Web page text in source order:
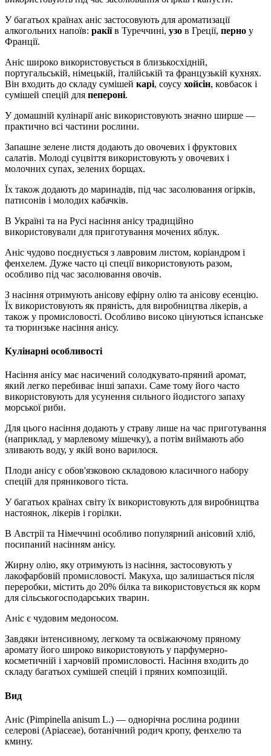
У багатьох країнах аніс застосовують для ароматизації
алкогольних напоїв: ракіїв Туреччині, узо в Греції, перно у
Франції.
Аніс широко використовується в близькосхідній,
португальській, німецькій, італійській та французькій кухнях.
Він входить до складу сумішей карі, соусу хойсін, ковбасок і
сумішей спецій для пепероні.
У домашній кулінарії аніс використовують значно ширше —
практично всі частини рослини.
Запашне зелене листя додають до овочевих і фруктових
салатів. Молоді суцвіття використовують у овочевих і
молочних супах, зелених борщах.
Їх також додають до маринадів, під час засолювання огірків,
патисонів і молодих кабачків.
В Україні та на Русі насіння анісу традиційно
використовували для приготування мочених яблук.
Аніс чудово поєднується з лавровим листом, коріандром і
фенхелем. Дуже часто ці спеції використовують разом,
особливо під час засолювання овочів.
З насіння отримують анісову ефірну олію та анісову есенцію.
Їх використовують як пряність, для виробництва лікерів, а
також у промисловості. Особливо високо цінуються іспанське
та тюринзьке насіння анісу.
Кулінарні особливості
Насіння анісу має насичений солодкувато-пряний аромат,
який легко перебиває інші запахи. Саме тому його часто
використовують для усунення сильного йодистого запаху
морської риби.
Для цього насіння додають у страву лише на час приготування
(наприклад, у марлевому мішечку), а потім виймають або
зливають воду, у якій воно варилося.
Плоди анісу є обов'язковою складовою класичного набору
спецій для пряникового тіста.
У багатьох країнах світу їх використовують для виробництва
настоянок, лікерів і горілки.
В Австрії та Німеччині особливо популярний анісовий хліб,
посипаний насінням анісу.
Жирну олію, яку отримують із насіння, застосовують у
лакофарбовій промисловості. Макуха, що залишається після
переробки, містить до 20% білка та використовується як корм
для сільськогосподарських тварин.
Аніс є чудовим медоносом.
Завдяки інтенсивному, легкому та освіжаючому пряному
аромату його широко використовують у парфумерно-
косметичній і харчовій промисловості. Насіння входить до
складу багатьох сумішей спецій і пряних композицій.
Вид
Аніс (Pimpinella anisum L.) — однорічна рослина родини
селерові (Apiaceae), ботанічний родич кропу, фенхелю та
кмину.